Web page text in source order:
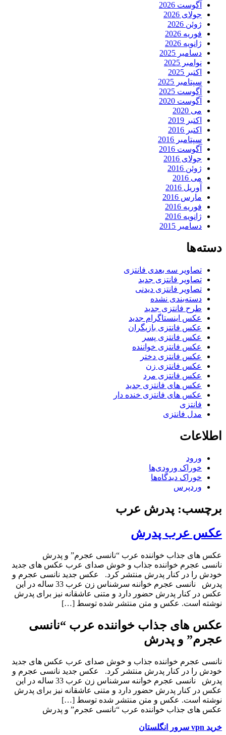
آگوست 2026
جولای 2026
ژوئن 2026
فوریه 2026
ژانویه 2026
دسامبر 2025
نوامبر 2025
اکتبر 2025
سپتامبر 2025
آگوست 2025
آگوست 2020
می 2020
اکتبر 2019
اکتبر 2016
سپتامبر 2016
آگوست 2016
جولای 2016
ژوئن 2016
می 2016
آوریل 2016
مارس 2016
فوریه 2016
ژانویه 2016
دسامبر 2015
دسته‌ها
تصاویر سه بعدی فانتزی
تصاویر فانتزی جدید
تصاویر فانتزی دیدنی
دسته‌بندی نشده
طرح فانتزی جدید
عکس اینستاگرام جدید
عکس فانتزی بازیگران
عکس فانتزی پسر
عکس فانتزی خواننده
عکس فانتزی دختر
عکس فانتزی زن
عکس فانتزی مرد
عکس های فانتزی جدید
عکس های فانتزی خنده دار
فانتزی
مدل فانتزی
اطلاعات
ورود
خوراک ورودی‌ها
خوراک دیدگاه‌ها
وردپرس
برچسب: پدرش عرب
عکس عرب پدرش
عکس های جذاب خواننده عرب “نانسی عجرم” و پدرش
نانسی عجرم خواننده جذاب و خوش صدای عرب عکس های جدید
خودش را در کنار پدرش منتشر کرد. عکس جدید نانسی عجرم و
پدرش نانسی عجرم خواننه سرشناس زن عرب 33 ساله در این
عکس در کنار پدرش حضور دارد و متنی عاشقانه نیز برای پدرش
نوشته است. عکس و متن منتشر شده توسط […]
عکس های جذاب خواننده عرب “نانسی
عجرم” و پدرش
نانسی عجرم خواننده جذاب و خوش صدای عرب عکس های جدید
خودش را در کنار پدرش منتشر کرد. عکس جدید نانسی عجرم و
پدرش نانسی عجرم خواننه سرشناس زن عرب 33 ساله در این
عکس در کنار پدرش حضور دارد و متنی عاشقانه نیز برای پدرش
نوشته است. عکس و متن منتشر شده توسط […]
عکس های جذاب خواننده عرب “نانسی عجرم” و پدرش
خرید vpn سرور انگلستان